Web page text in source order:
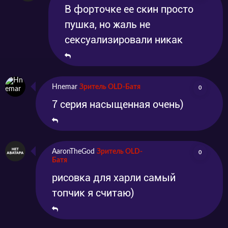
В форточке ее скин просто
пушка, но жаль не
сексуализировали никак
Hnemar Зритель OLD-Батя 0
7 серия насыщенная очень)
AaronTheGod Зритель OLD-
Батя
0
рисовка для харли самый
топчик я считаю)